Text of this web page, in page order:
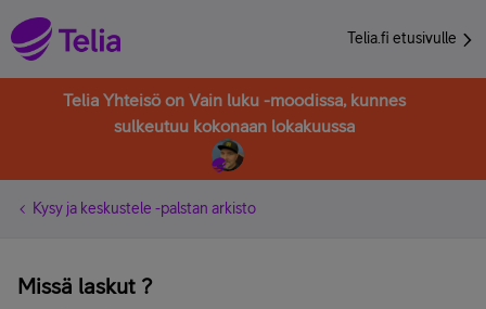
Telia.fi etusivulle
Telia Yhteisö on Vain luku -moodissa, kunnes
sulkeutuu kokonaan lokakuussa
Kysy ja keskustele -palstan arkisto
Missä laskut ?